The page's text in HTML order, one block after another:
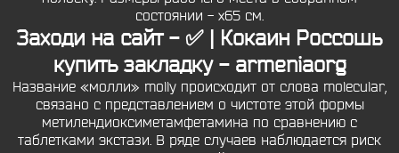
состоянии - х65 см.
Заходи на сайт - ✅ | Кокаин Россошь
купить закладку - armeniaorg
Название «молли» molly происходит от слова molecular,
связано с представлением о чистоте этой формы
метилендиоксиметамфетамина по сравнению с
таблетками экстази. В ряде случаев наблюдается риск